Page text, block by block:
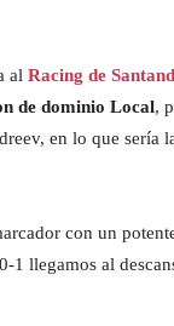
al Racing de
de dominio Local,
en lo que sería
con un
1 llegamos al